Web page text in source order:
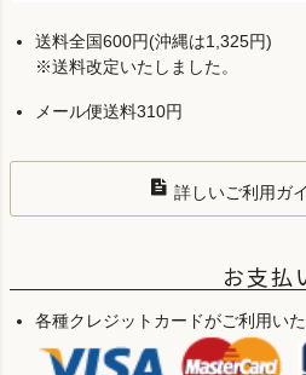
送料全国600円(沖縄は1,325円)
※送料改定いたしました。
メール便送料310円
詳しいご利用ガ
お支払
各種クレジットカードがご利用いた